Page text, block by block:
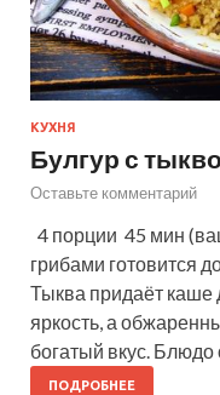
КУХНЯ
Булгур с
Оставьте комментарий
4 порции 45 мин
грибами готовится
Тыква придаёт каше
яркость, а
богатый вкус. Блюдо
ПОДРОБНЕЕ